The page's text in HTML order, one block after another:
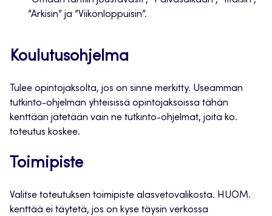
”Arkisin” ja ”Viikonloppuisin”.
Koulutusohjelma
Tulee opintojaksolta, jos on sinne merkitty. Useamman
tutkinto-ohjelman yhteisissä opintojaksoissa tähän
kenttään jätetään vain ne tutkinto-ohjelmat, joita ko.
toteutus koskee.
Toimipiste
Valitse toteutuksen toimipiste alasvetovalikosta. HUOM.
kenttää ei täytetä, jos on kyse täysin verkossa